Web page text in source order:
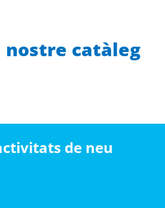
nostre catàleg
de neu